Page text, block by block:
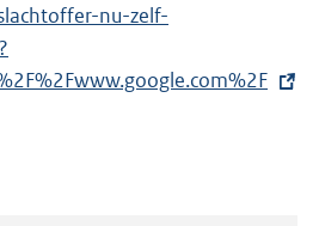
n
nu-zelf-